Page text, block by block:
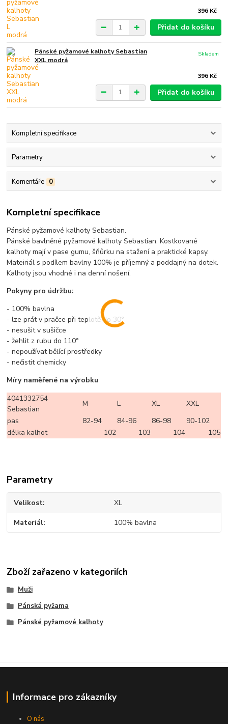
396 Kč
Přidat do košíku
Pánské pyžamové kalhoty Sebastian
XXL modrá
396 Kč
Skladem
Přidat do košíku
Kompletní specifikace
Parametry
Komentáře 0
Kompletní specifikace
Pánské pyžamové kalhoty Sebastian.
Pánské bavlněné pyžamové kalhoty Sebastian. Kostkované
kalhoty mají v pase gumu, šňůrku na stažení a praktické kapsy.
Mateiriál s podílem bavlny 100% je příjemný a poddajný na dotek.
Kalhoty jsou vhodné i na denní nošení.
Pokyny pro údržbu:
- 100% bavlna
- lze prát v pračce při teplotě do 30°
- nesušit v sušičce
- žehlit z rubu do 110°
- nepoužívat bělící prostředky
- nečistit chemicky
Míry naměřené na výrobku
4041332754
Sebastian
M L XL
XXL
pas
82-94 84-96 86-98
90-102
délka kalhot
102 103 104 105
Parametry
Velikost XL
Materiál 100% bavlna
Zboží zařazeno v kategoriích
Muži
Pánská pyžama
Pánské pyžamové kalhoty
Informace pro zákazníky
O nás